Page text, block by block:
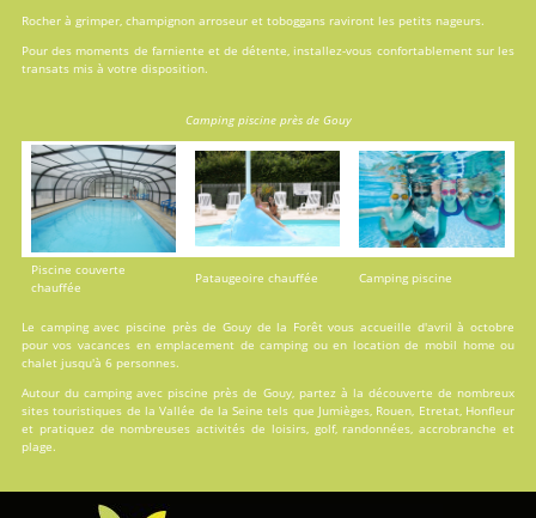
Rocher à grimper, champignon arroseur et toboggans raviront les petits nageurs.
Pour des moments de farniente et de détente, installez-vous confortablement sur les
transats mis à votre disposition.
Camping piscine près de Gouy
Piscine couverte
chauffée
Pataugeoire chauffée Camping piscine
Le camping avec piscine près de Gouy de la Forêt vous accueille d'avril à octobre
pour vos vacances enemplacement de camping ou en locationde mobil home ou
chalet jusqu'à 6 personnes.
Autour du camping avec piscine près de Gouy, partez à la découverte de nombreux
sites touristiques de la Vallée de la Seine tels que Jumièges, Rouen, Etretat, Honfleur
et pratiquez de nombreuses activités de loisirs, golf, randonnées, accrobranche et
plage.